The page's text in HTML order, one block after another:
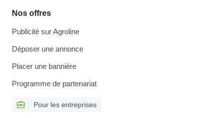
Nos offres
Publicité sur Agroline
Déposer une annonce
Placer une bannière
Programme de partenariat
Pour les entreprises